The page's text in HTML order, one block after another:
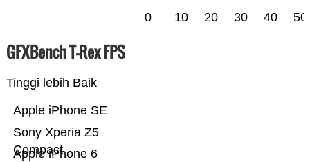
0 10 20 30 40 50
GFXBench T-Rex FPS
Tinggi lebih Baik
Apple iPhone 6
Sony Xperia Z5
Compact
Apple iPhone SE